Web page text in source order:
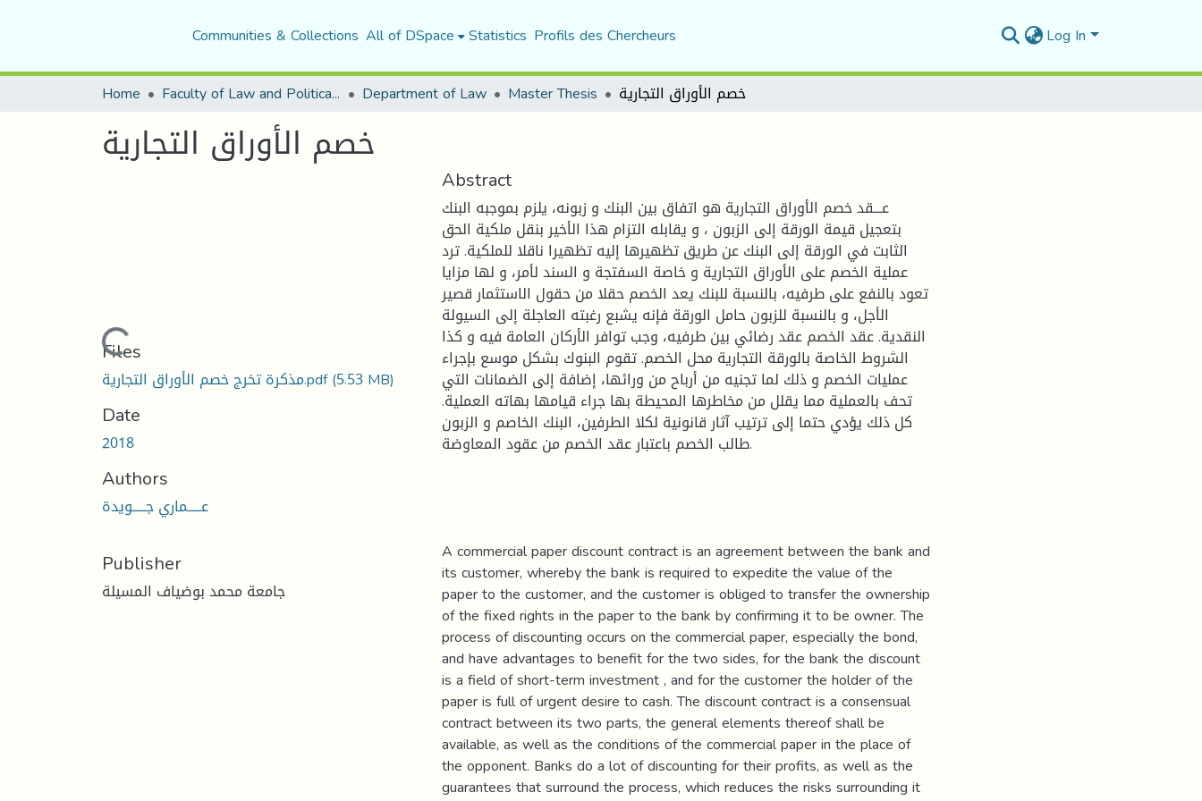
Communities & Collections All of DSpace Statistics Profils des Chercheurs Log In
Home Faculty of Law and Political Science Department of Law Master Thesis خصم الأوراق التجارية
خصم الأوراق التجارية
Loading...
Files
مذكرة تخرج خصم الأوراق التجارية.pdf(5.53 MB)
Date
2018
Authors
عـــــماري جـــــويدة
Publisher
جامعة محمد بوضياف المسيلة
Abstract
عـــقد خصم الأوراق التجارية هو اتفاق بين البنك و زبونه، يلزم بموجبه البنك
بتعجيل قيمة الورقة إلى الزبون ، و يقابله التزام هذا الأخير بنقل ملكية الحق
الثابت في الورقة إلى البنك عن طريق تظهيرها إليه تظهيرا ناقلا للملكية. ترد
عملية الخصم على الأوراق التجارية و خاصة السفتجة و السند لأمر، و لها مزايا
تعود بالنفع على طرفيه، بالنسبة للبنك يعد الخصم حقلا من حقول الاستثمار قصير
الأجل، و بالنسبة للزبون حامل الورقة فإنه يشبع رغبته العاجلة إلى السيولة
النقدية. عقد الخصم عقد رضائي بين طرفيه، وجب توافر الأركان العامة فيه و كذا
الشروط الخاصة بالورقة التجارية محل الخصم. تقوم البنوك بشكل موسع بإجراء
عمليات الخصم و ذلك لما تجنيه من أرباح من ورائها، إضافة إلى الضمانات التي
تحف بالعملية مما يقلل من مخاطرها المحيطة بها جراء قيامها بهاته العملية.
كل ذلك يؤدي حتما إلى ترتيب آثار قانونية لكلا الطرفين، البنك الخاصم و الزبون
طالب الخصم باعتبار عقد الخصم من عقود المعاوضة.
A commercial paper discount contract is an agreement between the bank and
its customer, whereby the bank is required to expedite the value of the
paper to the customer, and the customer is obliged to transfer the ownership
of the fixed rights in the paper to the bank by confirming it to be owner. The
process of discounting occurs on the commercial paper, especially the bond,
and have advantages to benefit for the two sides, for the bank the discount
is a field of short-term investment , and for the customer the holder of the
paper is full of urgent desire to cash. The discount contract is a consensual
contract between its two parts, the general elements thereof shall be
available, as well as the conditions of the commercial paper in the place of
the opponent. Banks do a lot of discounting for their profits, as well as the
guarantees that surround the process, which reduces the risks surrounding it